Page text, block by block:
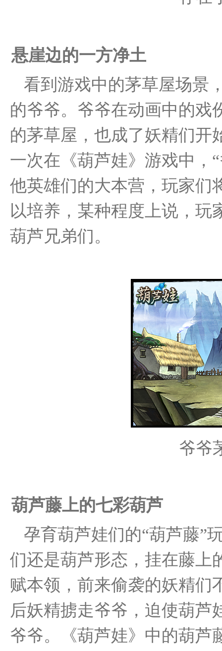
悬崖边的一方净土
看到游戏中的茅草屋场景
的爷爷。爷爷在动画中的戏
的茅草屋，也成了妖精们开
一次在《葫芦娃》游戏中，
他英雄们的大本营，玩家们
以培养，某种程度上说，玩
葫芦兄弟们。
爷爷
葫芦藤上的七彩葫芦
孕育葫芦娃们的“葫芦藤”
们还是葫芦形态，挂在藤上
赋本领，前来偷袭的妖精们
后妖精掳走爷爷，迫使葫芦
爷爷。《葫芦娃》中的葫芦